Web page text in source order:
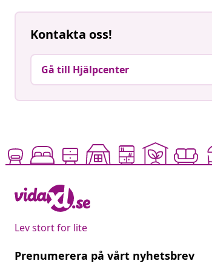
Kontakta oss!
Gå till Hjälpcenter
Lev stort for lite
Prenumerera på vårt nyhetsbrev